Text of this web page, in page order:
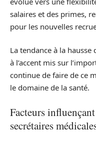
salaires et des primes,
pour les nouvelles
La tendance à la
à l’accent mis sur
continue de faire de ce
le domaine de la santé.
Facteurs
secrétaires